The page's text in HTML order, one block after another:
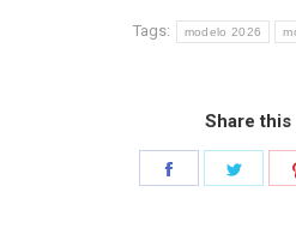
Tags: modelo 2026
Share this